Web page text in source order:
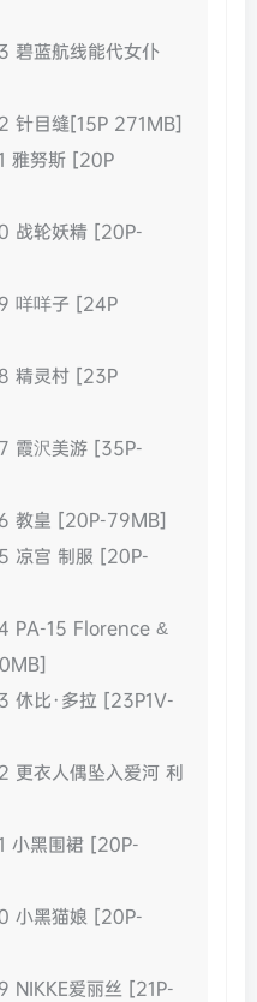
碧蓝航线能代女仆
针目缝[15P 271MB]
雅努斯 [20P
战轮妖精 [20P-
咩咩子 [24P
精灵村 [23P
霞沢美游 [35P-
教皇 [20P-79MB]
凉宫 制服 [20P-
PA-15 Florence &
休比·多拉 [23P1V-
更衣人偶坠入爱河 利
小黑围裙 [20P-
小黑猫娘 [20P-
NIKKE爱丽丝 [21P-